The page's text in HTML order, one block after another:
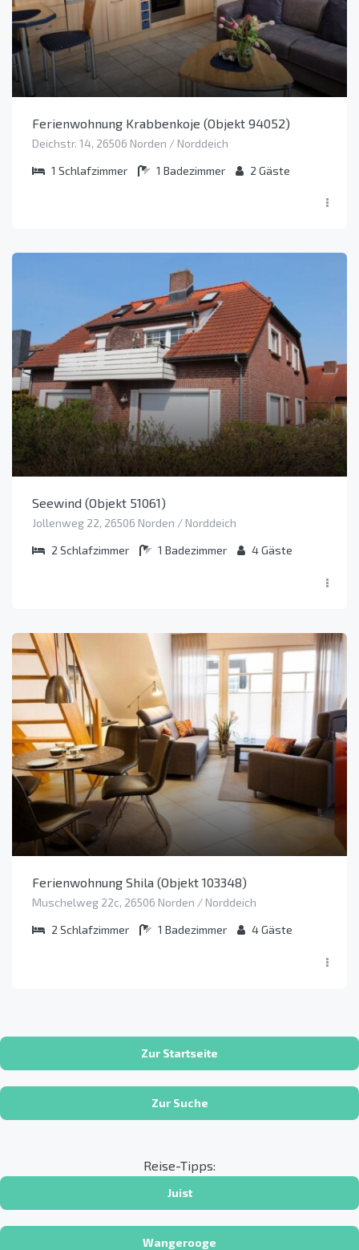
Ferienwohnung Krabbenkoje (Objekt 94052)
Deichstr. 14, 26506 Norden / Norddeich
1 Schlafzimmer 1 Badezimmer 2 Gäste
Seewind (Objekt 51061)
Jollenweg 22, 26506 Norden / Norddeich
2 Schlafzimmer 1 Badezimmer 4Gäste
Ferienwohnung Shila (Objekt 103348)
Muschelweg 22c, 26506 Norden / Norddeich
2 Schlafzimmer 1 Badezimmer 4Gäste
Zur Startseite
Zur Suche
Reise-Tipps:
Juist
Wangerooge